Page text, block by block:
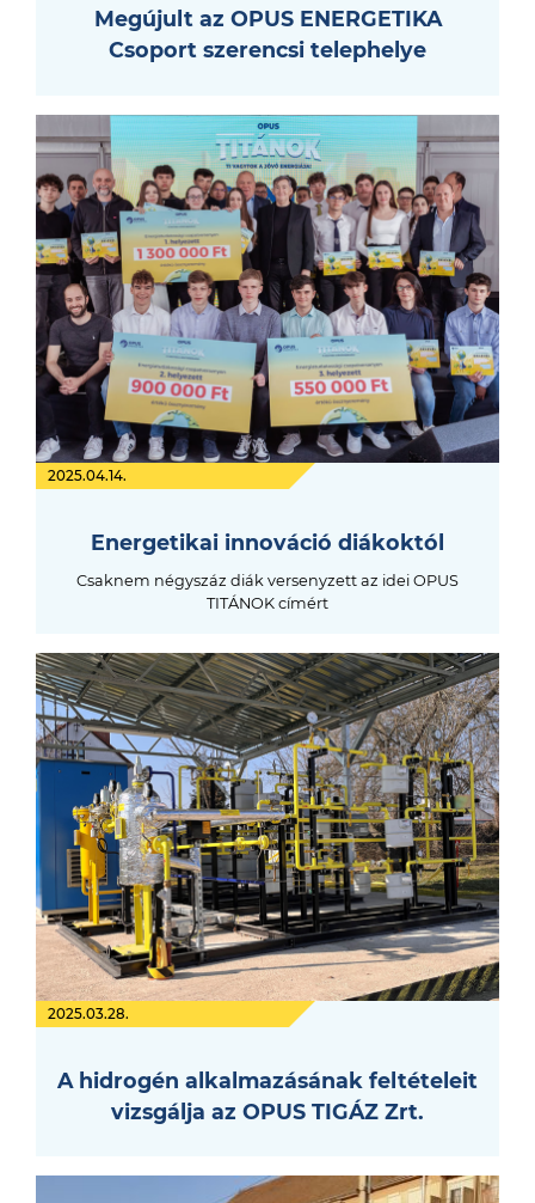
Megújult az OPUS ENERGETIKA
Csoport szerencsi telephelye
2025.04.14.
Energetikai innováció diákoktól
Csaknem négyszáz diák versenyzett az idei OPUS
TITÁNOK címért
2025.03.28.
A hidrogén alkalmazásának feltételeit
vizsgálja az OPUS TIGÁZ Zrt.